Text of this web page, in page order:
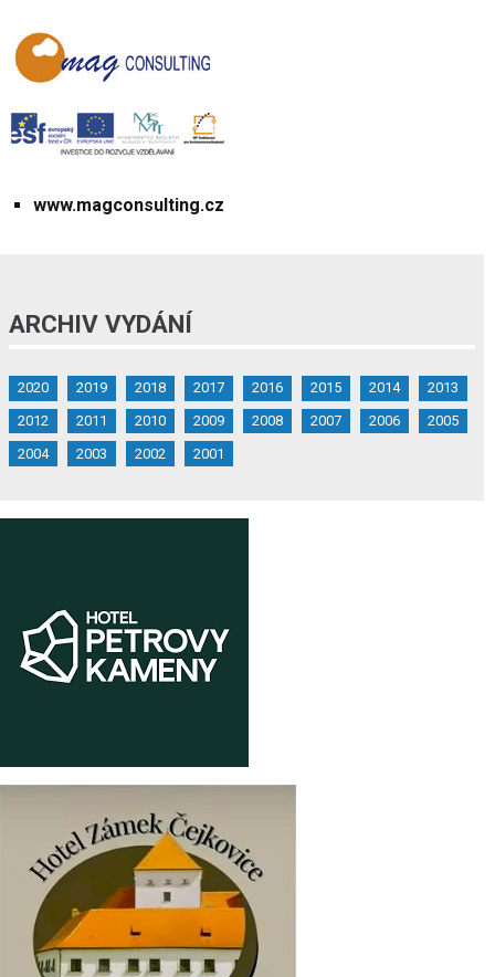
www.magconsulting.cz
ARCHIV VYDÁNÍ
2020 2019 2018 2017 2016 2015 2014
2013
2012
2011 2010 2009 2008 2007 2006
2005
2004
2003 2002 2001